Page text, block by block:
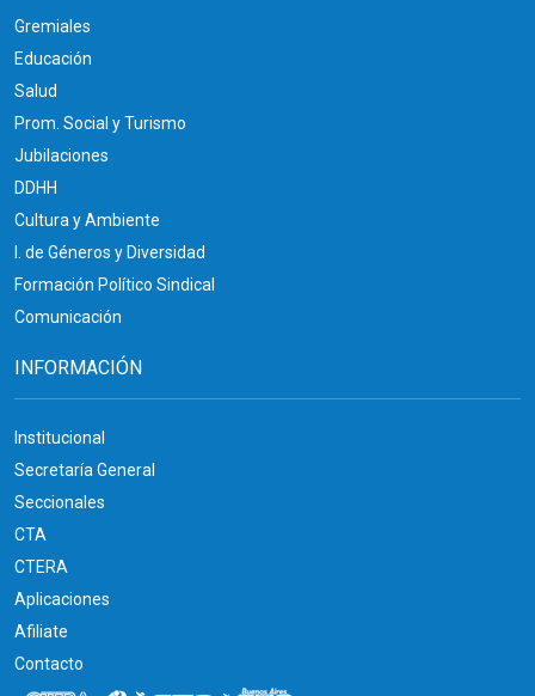
Gremiales
Educación
Salud
Prom. Social y Turismo
Jubilaciones
DDHH
Cultura y Ambiente
I. de Géneros y Diversidad
Formación Político Sindical
Comunicación
INFORMACIÓN
Institucional
Secretaría General
Seccionales
CTA
CTERA
Aplicaciones
Afiliate
Contacto